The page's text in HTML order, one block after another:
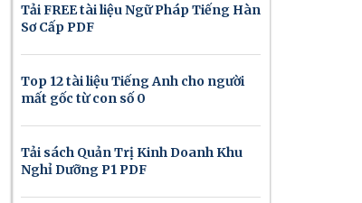
Tải FREE tài liệu Ngữ Pháp Tiếng Hàn
Sơ Cấp PDF
Top 12 tài liệu Tiếng Anh cho người
mất gốc từ con số 0
Tải sách Quản Trị Kinh Doanh Khu
Nghỉ Dưỡng P1 PDF